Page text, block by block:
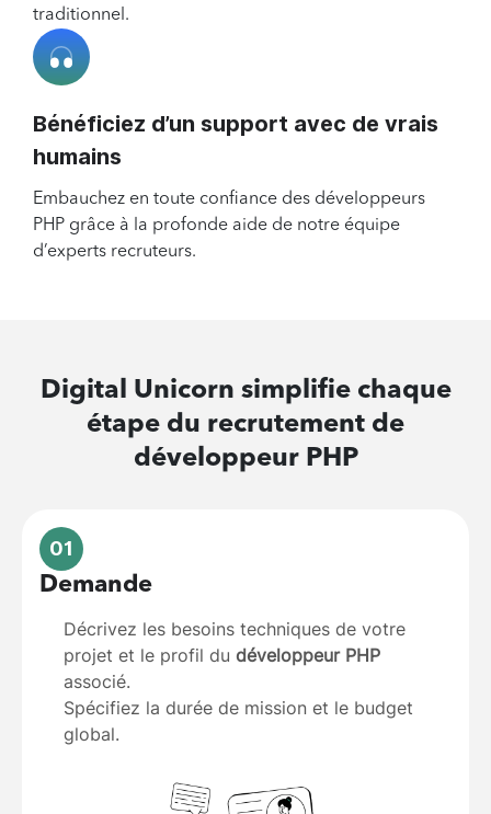
traditionnel.
Bénéficiez d’un support avec de vrais
humains
Embauchez en toute confiance des développeurs
PHP grâce à la profonde aide de notre équipe
d’experts recruteurs.
Digital Unicorn simplifie chaque
étape du recrutement de
développeur PHP
01
Demande
Décrivez les besoins techniques de votre
projet et le profil du développeur PHP
associé.
Spécifiez la durée de mission et le budget
global.